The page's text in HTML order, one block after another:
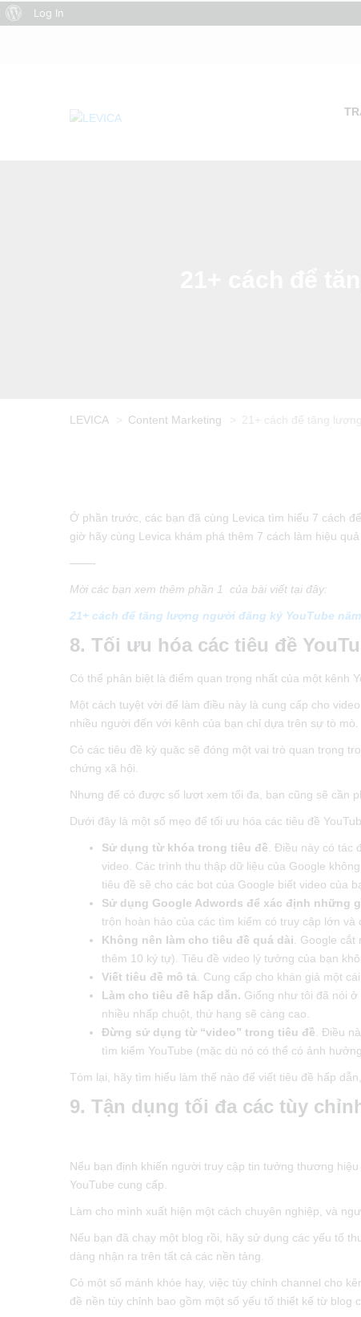
LEVICA Content Marketing 21+ cách để tăng
Ở phần trước, các bạn đã cùng Levica tìm hiểu 7 cách
giờ hãy cùng Levica khám phá thêm 7 cách làm hiệu
——-
Mời các bạn xem thêm phần 1 của bài viết tại đây:
21+ cách để tăng lượng người đăng ký YouTube năm
8. Tối ưu hóa các tiêu đề
Có thể phân biệt là điểm quan trọng nhất của một kênh
Một cách tuyệt vời để làm điều này là cung cấp cho
nhiều người đến với kênh của bạn chỉ dựa trên sự tò mò.
Có các tiêu đề kỳ quặc sẽ đóng một vai trò quan trọng
chứng xã hội.
Nhưng để có được số lượt xem tối đa, bạn cũng sẽ cần
Dưới đây là một số mẹo để tối ưu hóa các tiêu đề
Sử dụng từ khóa trong tiêu đề . Điều này có
video. Các trình thu thập dữ liệu của Google
tiêu đề sẽ cho các bot của Google biết video của
Sử dụng Google Adwords để xác định những
trộn hoàn hảo của các tìm kiếm có truy cập lớn và
Không nên làm cho tiêu đề quá dài . Google
thêm 10 ký tự). Tiêu đề video lý tưởng của bạn
Viết tiêu đề mô tả . Cung cấp cho khán giả một
Làm cho tiêu đề hấp dẫn. Giống như tôi đã nói
nhiều nhấp chuột, thứ hạng sẽ càng cao.
Đừng sử dụng từ “video” trong tiêu đề . Điều
tìm kiếm YouTube (mặc dù nó có thể có ảnh
Tóm lại, hãy tìm hiểu làm thế nào để viết tiêu đề hấp
9. Tận dụng tối đa các tùy
Nếu bạn định khiến người truy cập tin tưởng thương
YouTube cung cấp.
Làm cho mình xuất hiện một cách chuyên nghiệp, và
Nếu bạn đã chạy một blog rồi, hãy sử dụng các yếu tố
dàng nhận ra trên tất cả các nền tảng.
Có một số mánh khóe hay, việc tùy chỉnh channel cho
đề nền tùy chỉnh bao gồm một số yếu tố thiết kế từ blog
About
Log In